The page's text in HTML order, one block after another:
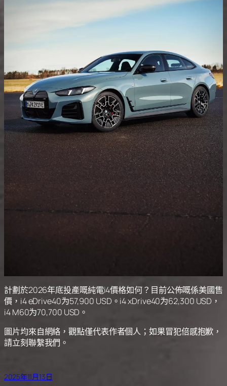
計劃於2026年底投產嘅純電i4價格如何？目前公佈嘅係美國售
價，i4 eDrive40为57,900 USD。i4 xDrive40为62,300 USD，
i4 M60为70,700 USD。
圖片均來自網絡，觀點僅代表作者個人；如果冒犯倍感抱歉，
請立刻聯繫我們。
2025年11月13日